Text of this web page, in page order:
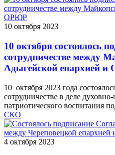
10 октября 2023
10 октября состоялось
сотрудничестве между
Адыгейской епархией
10 октября 2023 года
сотрудничестве в деле
патриотического воспитания
СКО
4 октября 2023